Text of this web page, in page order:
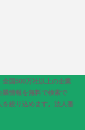
国500万社以上の企業
情報を無料で検索で
絞り込めます。法人番